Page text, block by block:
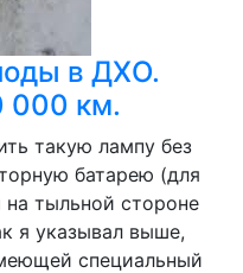
в ДХО.
000 км.
такую лампу без
батарею (для
тыльной стороне
я указывал выше,
специальный